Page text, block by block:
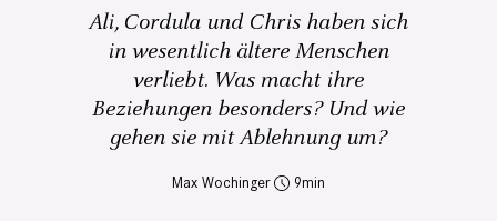
Ali, Cordula und Chris haben sich
in wesentlich ältere Menschen
verliebt. Was macht ihre
Beziehungen besonders? Und wie
gehen sie mit Ablehnung um?
Max Wochinger 9